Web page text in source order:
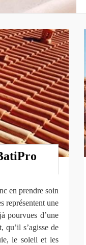
en prendre soin
représentent une
pourvues d’une
qu’il s’agisse de
le soleil et les